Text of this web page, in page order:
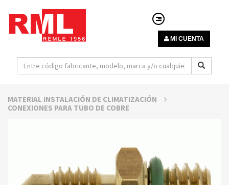
MI CUENTA
MATERIAL INSTALACIÓN DE CLIMATIZACIÓN
CONEXIONES PARA TUBO DE COBRE